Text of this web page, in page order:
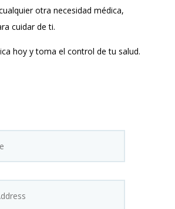
otra necesidad médica,
cuidar de ti.
hoy y toma el control de tu salud.